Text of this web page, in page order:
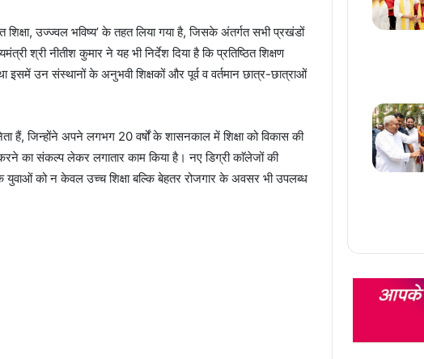
उज्ज्वल भविष्य’ के तहत लिया गया है, जिसके अंतर्गत सभी प्रखंडों
श्री नीतीश कुमार ने यह भी निर्देश दिया है कि प्रतिष्ठित शिक्षण
इसमें उन संस्थानों के अनुभवी शिक्षकों और पूर्व व वर्तमान छात्र-छात्राओं
हैं, जिन्होंने अपने लगभग 20 वर्षों के शासनकाल में शिक्षा को विकास की
का संकल्प लेकर लगातार काम किया है। नए डिग्री काॅलेजों की
को न केवल उच्च शिक्षा बल्कि बेहतर रोजगार के अवसर भी उपलब्ध